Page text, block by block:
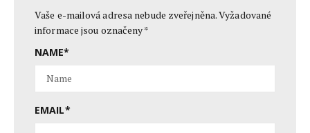
Vaše e-mailová adresa nebude zveřejněna.Vyžadované
informace jsou označeny*
NAME*
EMAIL*